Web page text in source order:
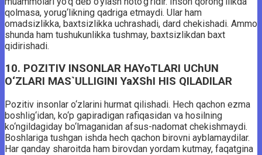
qolmasa, yorug‘likning qadriga etmaydi. Ular ham
omadsizlikka, baxtsizlikka uchrashadi, dard chekishadi. Ammo
shunda ham tushukunlikka tushmay, baxtsizlikdan baxt
qidirishadi.
10. POZITIV INSONLAR HAYoTLARI UChUN
O‘ZLARI MAS`ULLIGINI YaXShI HIS QILADILAR
Pozitiv insonlar o‘zlarini hurmat qilishadi. Hech qachon ezma
boshlig‘idan, ko‘p gapiradigan rafiqasidan va hosilning
ko‘ngildagiday bo‘lmaganidan afsus-nadomat chekishmaydi.
Boshlariga tushgan ishda hech qachon birovni ayblamaydilar.
Har qanday sharoitda ham birovdan yordam kutmay, faqatgina